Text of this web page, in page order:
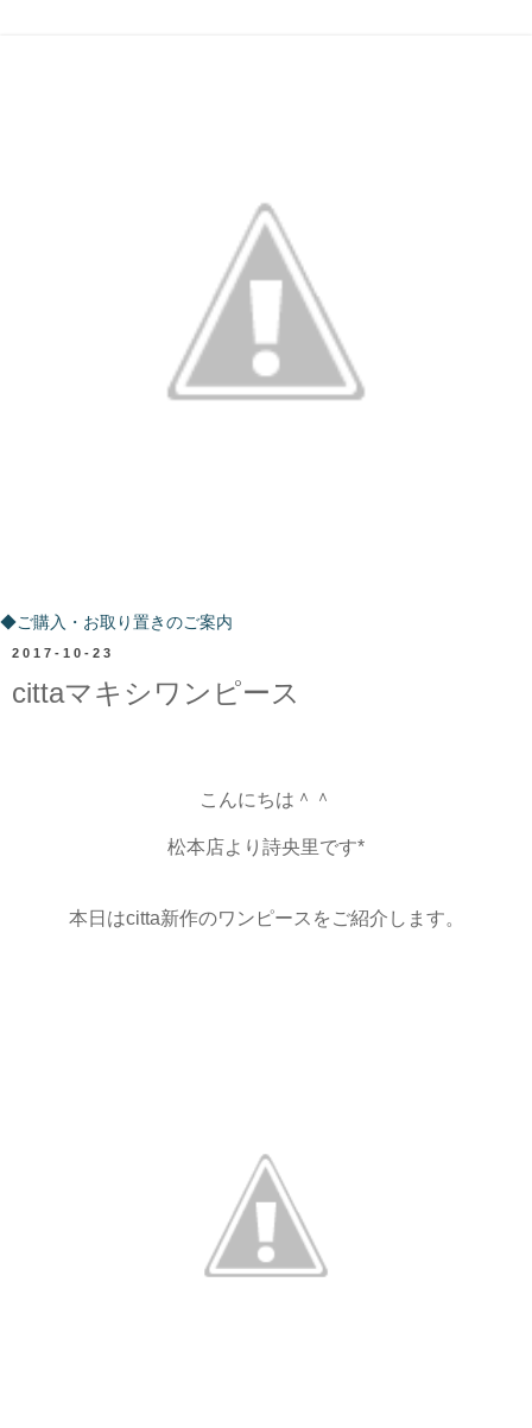
◆ご購入・お取り置きのご案内
2017-10-23
cittaマキシワンピース
こんにちは＾＾
松本店より詩央里です*
本日はcitta新作のワンピースをご紹介します。